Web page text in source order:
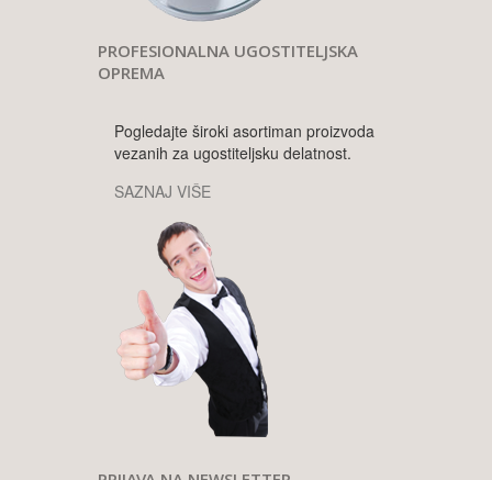
PROFESIONALNA UGOSTITELJSKA
OPREMA
Pogledajte široki asortiman proizvoda
vezanih za ugostiteljsku delatnost.
SAZNAJ VIŠE